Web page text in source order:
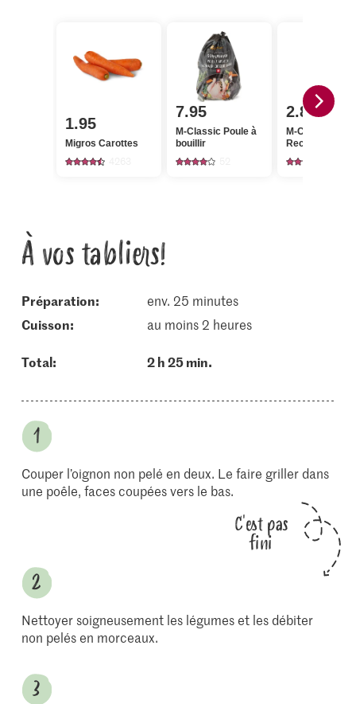
1.95
Migros Carottes
7.95
M-Classic Poule à
bouillir
2.80
M-Classic
Recharge
À vos tabliers!
Préparation:
env. 25 minutes
cuisson:
au moins 2 heures
Total: 2 h 25 min.
Couper l’oignon non pelé en deux. Le faire griller dans
une poêle, faces coupées vers le bas.
C'est pas
fini
Nettoyer soigneusement les légumes et les débiter
non pelés en morceaux.